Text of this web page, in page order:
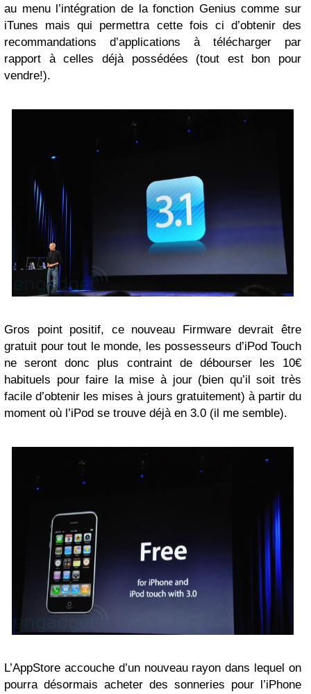
au menu l’intégration de la fonction Genius comme sur
iTunes mais qui permettra cette fois ci d’obtenir des
recommandations d’applications à télécharger par
rapport à celles déjà possédées (tout est bon pour
vendre!).
Gros point positif, ce nouveau Firmware devrait être
gratuit pour tout le monde, les possesseurs d’iPod Touch
ne seront donc plus contraint de débourser les 10€
habituels pour faire la mise à jour (bien qu’il soit très
facile d’obtenir les mises à jours gratuitement) à partir du
moment où l’iPod se trouve déjà en 3.0 (il me semble).
L’AppStore accouche d’un nouveau rayon dans lequel on
pourra désormais acheter des sonneries pour l’iPhone